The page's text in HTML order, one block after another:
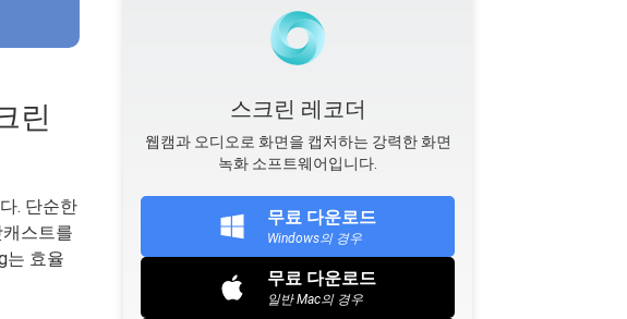
린
. 단순한
스트를
는 효율
스크린 레코더
웹캠과 오디오로 화면을 캡처하는 강력한 화면
녹화 소프트웨어입니다.
무료 다운로드
Windows의 경우
무료 다운로드
일반 Mac의 경우